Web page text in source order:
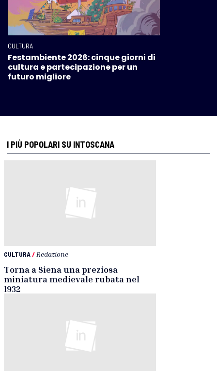
CULTURA
Festambiente 2026: cinque giorni di
cultura e partecipazione per un
futuro migliore
I PIÙ POPOLARI SU INTOSCANA
CULTURA/ Redazione
Torna a Siena una preziosa
miniatura medievale rubata nel
1932